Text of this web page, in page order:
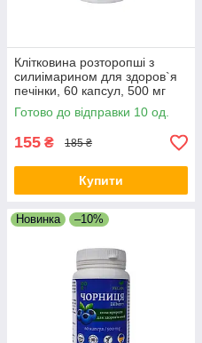
Клітковина розторопші з
силиімарином для здоров`я
печінки, 60 капсул, 500 мг
Готово до відправки 10 од.
155 ₴ 185 ₴
Купити
Новинка –10%